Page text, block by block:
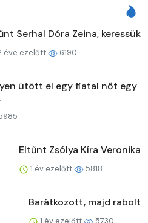
Serhal Dóra Zeina, keressük
éve ezelőtt 6190
ütött el egy fiatal nőt egy
Eltűnt Zsólya Kíra Veronika
1 év ezelőtt 5818
Barátkozott, majd rabolt